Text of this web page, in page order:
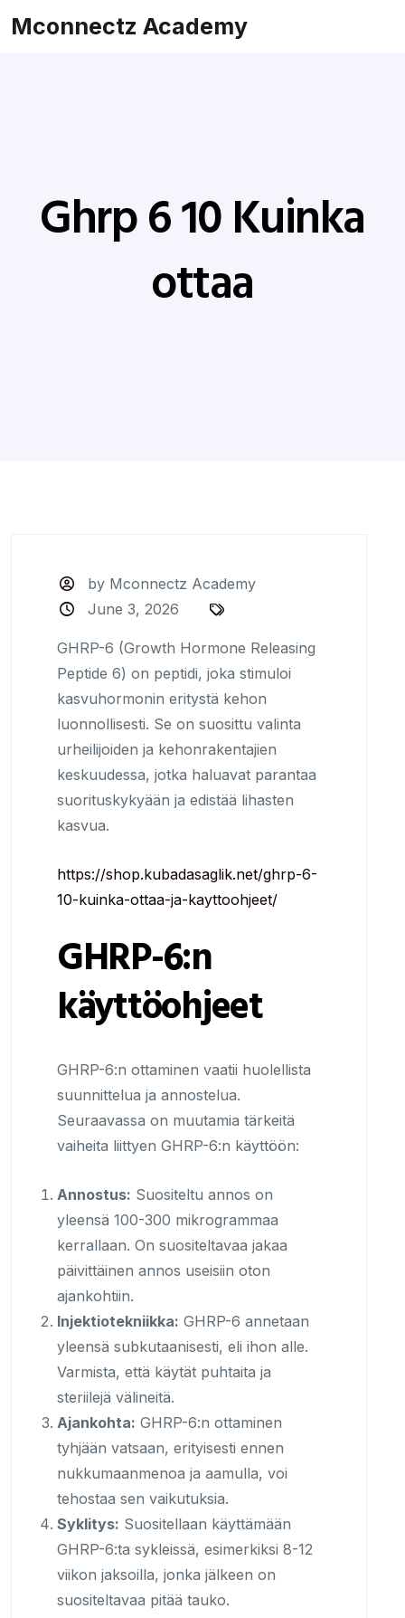
Mconnectz Academy
Ghrp 6 10 Kuinka
ottaa
by Mconnectz Academy
June 3, 2026
GHRP-6 (Growth Hormone Releasing
Peptide 6) on peptidi, joka stimuloi
kasvuhormonin eritystä kehon
luonnollisesti. Se on suosittu valinta
urheilijoiden ja kehonrakentajien
keskuudessa, jotka haluavat parantaa
suorituskykyään ja edistää lihasten
kasvua.
https://shop.kubadasaglik.net/ghrp-6-
10-kuinka-ottaa-ja-kayttoohjeet/
GHRP-6:n
käyttöohjeet
GHRP-6:n ottaminen vaatii huolellista
suunnittelua ja annostelua.
Seuraavassa on muutamia tärkeitä
vaiheita liittyen GHRP-6:n käyttöön:
Annostus: Suositeltu annos on
yleensä 100-300 mikrogrammaa
kerrallaan. On suositeltavaa jakaa
päivittäinen annos useisiin oton
ajankohtiin.
Injektiotekniikka: GHRP-6 annetaan
yleensä subkutaanisesti, eli ihon alle.
Varmista, että käytät puhtaita ja
steriilejä välineitä.
Ajankohta: GHRP-6:n ottaminen
tyhjään vatsaan, erityisesti ennen
nukkumaanmenoa ja aamulla, voi
tehostaa sen vaikutuksia.
Syklitys: Suositellaan käyttämään
GHRP-6:ta sykleissä, esimerkiksi 8-12
viikon jaksoilla, jonka jälkeen on
suositeltavaa pitää tauko.